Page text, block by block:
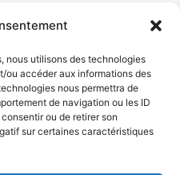
nous utilisons des technologies
ou accéder aux informations des
nous permettra de
de navigation ou les ID
ou de retirer son
sur certaines caractéristiques